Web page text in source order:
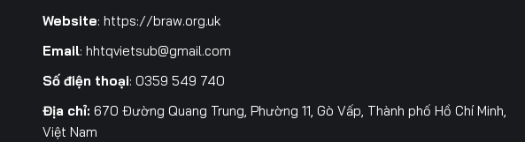
Website: https://braw.org.uk
Email: hhtqvietsub@gmail.com
Số điện thoại: 0359 549 740
Địa chỉ: 670 Đường Quang Trung, Phường 11, Gò Vấp, Thành phố Hồ Chí Minh,
Việt Nam